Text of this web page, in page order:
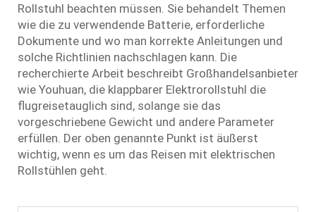
Rollstuhl beachten müssen. Sie behandelt Themen
wie die zu verwendende Batterie, erforderliche
Dokumente und wo man korrekte Anleitungen und
solche Richtlinien nachschlagen kann. Die
recherchierte Arbeit beschreibt Großhandelsanbieter
wie Youhuan, die klappbarer Elektrorollstuhl die
flugreisetauglich sind, solange sie das
vorgeschriebene Gewicht und andere Parameter
erfüllen. Der oben genannte Punkt ist äußerst
wichtig, wenn es um das Reisen mit elektrischen
Rollstühlen geht.